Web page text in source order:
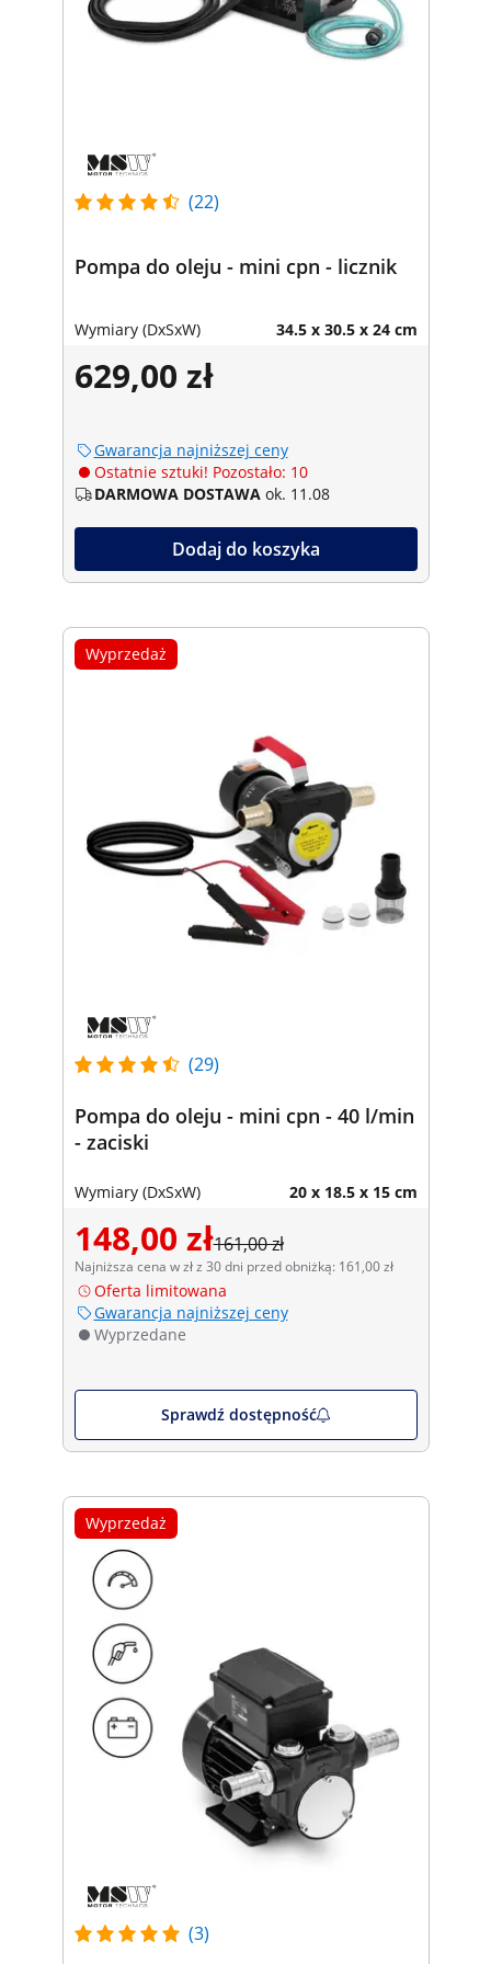
(22)
Pompa do oleju - mini cpn - licznik
Wymiary (DxSxW) 34.5 x 30.5 x 24 cm
629,00 zł
Gwarancja najniższej ceny
Ostatnie sztuki! Pozostało: 10
DARMOWA DOSTAWA ok. 11.08
Dodaj do koszyka
Wyprzedaż
(29)
Pompa do oleju - mini cpn - 40 l/min
- zaciski
Wymiary (DxSxW) 20 x 18.5 x 15 cm
148,00 zł161,00 zł
Najniższa cena w zł z 30 dni przed obniżką: 161,00 zł
Oferta limitowana
Gwarancja najniższej ceny
Wyprzedane
Sprawdź dostępność
Wyprzedaż
(3)